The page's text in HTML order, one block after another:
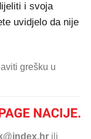
i svoja
uvidjelo da nije
grešku u
ili